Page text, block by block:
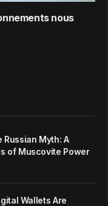
nous
Russian Myth: A
of Muscovite Power
Wallets Are